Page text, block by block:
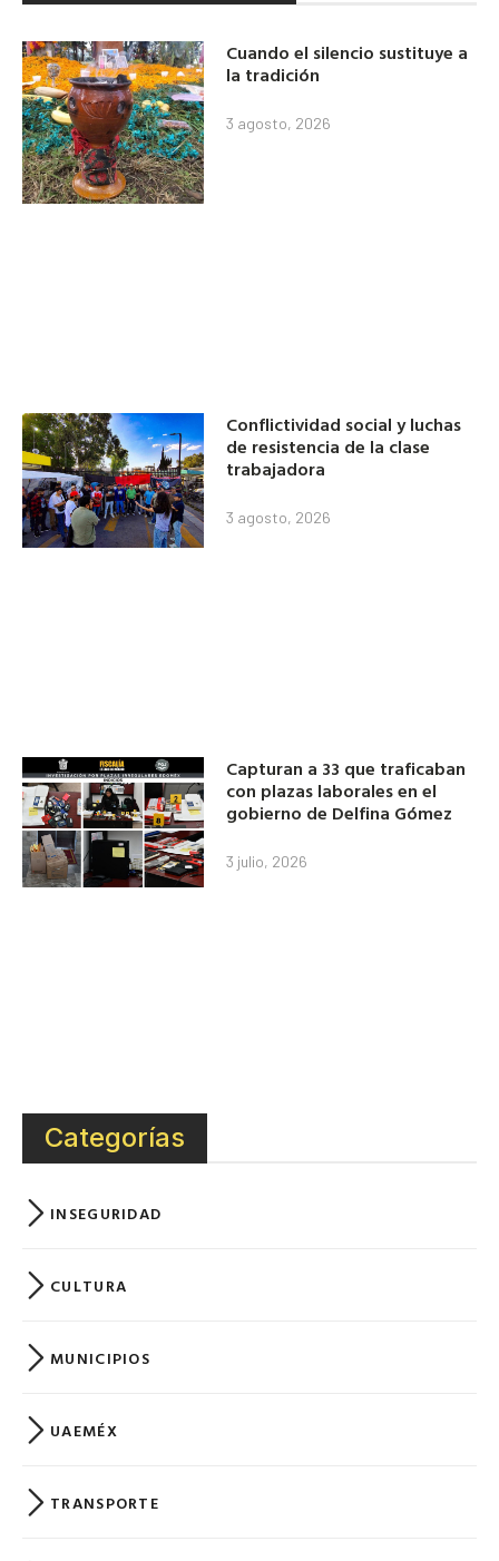
Cuando el silencio sustituye a
la tradición
3 agosto, 2026
Conflictividad social y luchas
de resistencia de la clase
trabajadora
3 agosto, 2026
Capturan a 33 que traficaban
con plazas laborales en el
gobierno de Delfina Gómez
3 julio, 2026
Categorías
INSEGURIDAD
CULTURA
MUNICIPIOS
UAEMÉX
TRANSPORTE